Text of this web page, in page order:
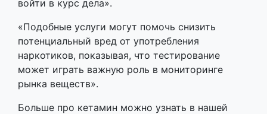
войти в курс дела».
«Подобные услуги могут помочь снизить
потенциальный вред от употребления
наркотиков, показывая, что тестирование
может играть важную роль в мониторинге
рынка веществ».
Больше про кетамин можно узнать в нашей